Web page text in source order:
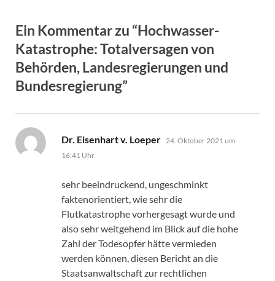
Ein Kommentar zu “Hochwasser-
Katastrophe: Totalversagen von
Behörden, Landesregierungen und
Bundesregierung”
Dr. Eisenhart v. Loeper sagt:
24. Oktober 2021 um
16:41 Uhr
sehr beeindruckend, ungeschminkt
faktenorientiert, wie sehr die
Flutkatastrophe vorhergesagt wurde und
also sehr weitgehend im Blick auf die hohe
Zahl der Todesopfer hätte vermieden
werden können, diesen Bericht an die
Staatsanwaltschaft zur rechtlichen